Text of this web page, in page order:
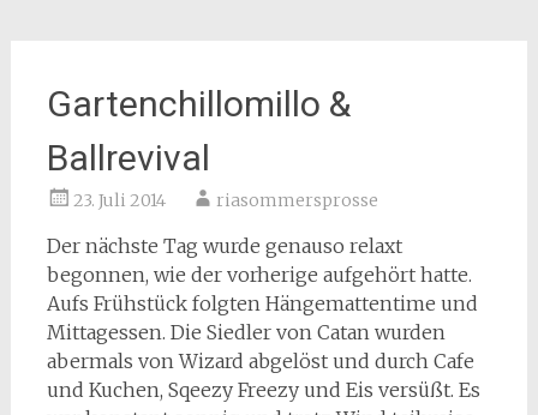
Gartenchillomillo &
Ballrevival
23. Juli 2014 riasommersprosse
Der nächste Tag wurde genauso relaxt
begonnen, wie der vorherige aufgehört hatte.
Aufs Frühstück folgten Hängemattentime und
Mittagessen. Die Siedler von Catan wurden
abermals von Wizard abgelöst und durch Cafe
und Kuchen, Sqeezy Freezy und Eis versüßt. Es